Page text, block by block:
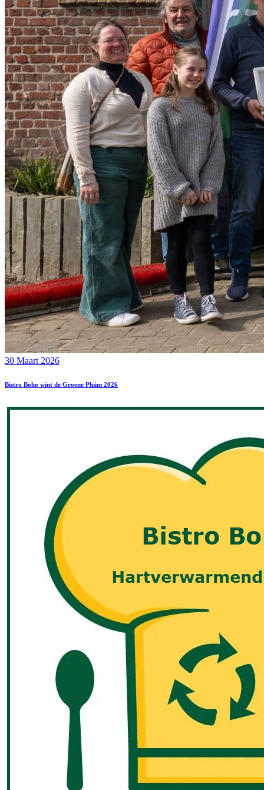
30 Maart 2026
Bistro Boho wint de Groene Pluim 2026